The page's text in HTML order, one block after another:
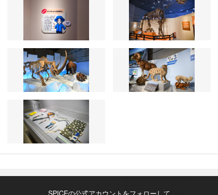
SPICEの公式アカウントをフォローして